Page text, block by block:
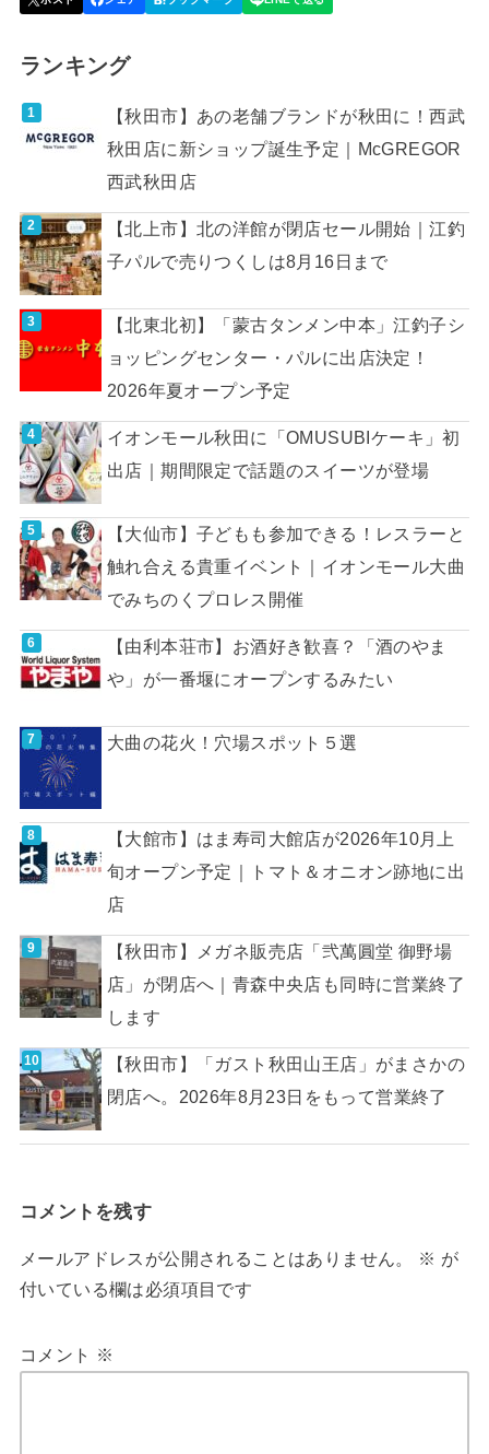
ランキング
【秋田市】あの老舗ブランドが秋田に！西武
秋田店に新ショップ誕生予定｜McGREGOR
西武秋田店
【北上市】北の洋館が閉店セール開始｜江釣
子パルで売りつくしは8月16日まで
【北東北初】「蒙古タンメン中本」江釣子シ
ョッピングセンター・パルに出店決定！
2026年夏オープン予定
イオンモール秋田に「OMUSUBIケーキ」初
出店｜期間限定で話題のスイーツが登場
【大仙市】子どもも参加できる！レスラーと
触れ合える貴重イベント｜イオンモール大曲
でみちのくプロレス開催
【由利本荘市】お酒好き歓喜？「酒のやま
や」が一番堰にオープンするみたい
大曲の花火！穴場スポット５選
【大館市】はま寿司大館店が2026年10月上
旬オープン予定｜トマト＆オニオン跡地に出
店
【秋田市】メガネ販売店「弐萬圓堂 御野場
店」が閉店へ｜青森中央店も同時に営業終了
します
【秋田市】「ガスト秋田山王店」がまさかの
閉店へ。2026年8月23日をもって営業終了
コメントを残す
メールアドレスが公開されることはありません。 ※ が
付いている欄は必須項目です
コメント ※